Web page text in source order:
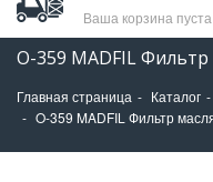
Ваша корзина пуста
O-359 MADFIL
Главная страница Каталог
O-359 MADFIL Фильтр